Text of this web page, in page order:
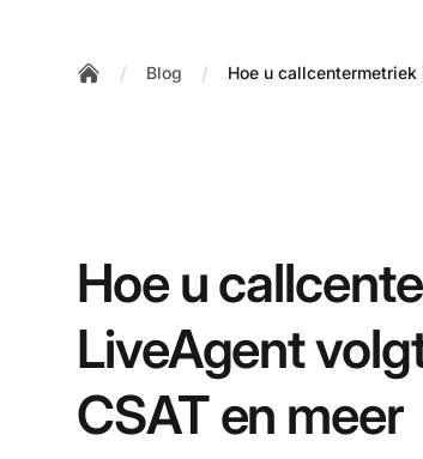
/ Blog / Hoe u callcentermetriek
Hoe u
LiveAgent
CSAT en meer